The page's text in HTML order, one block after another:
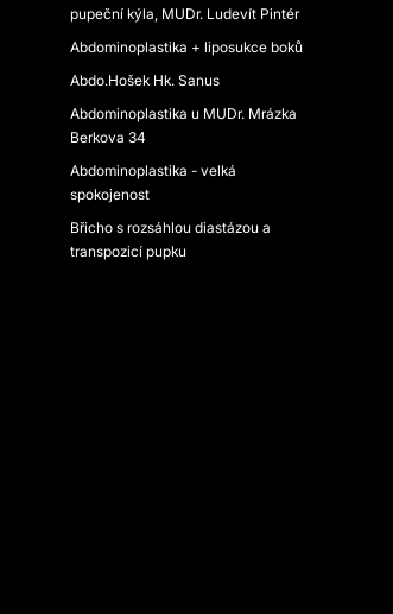
pupeční kýla, MUDr. Ludevít Pintér
Abdominoplastika + liposukce boků
Abdo.Hošek Hk. Sanus
Abdominoplastika u MUDr. Mrázka
Berkova 34
Abdominoplastika - velká
spokojenost
Břicho s rozsáhlou diastázou a
transpozicí pupku